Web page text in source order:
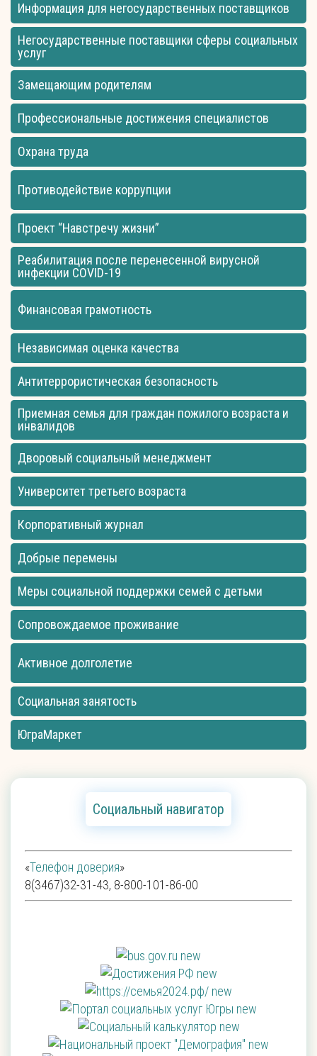
Информация для негосударственных поставщиков
Негосударственные поставщики сферы социальных
услуг
Замещающим родителям
Профессиональные достижения специалистов
Охрана труда
Противодействие коррупции
Проект “Навстречу жизни”
Реабилитация после перенесенной вирусной
инфекции COVID-19
Финансовая грамотность
Независимая оценка качества
Антитеррористическая безопасность
Приемная семья для граждан пожилого возраста и
инвалидов
Дворовый социальный менеджмент
Университет третьего возраста
Корпоративный журнал
Добрые перемены
Меры социальной поддержки семей с детьми
Сопровождаемое проживание
Активное долголетие
Социальная занятость
ЮграМаркет
Социальный навигатор
«Телефон доверия»
8(3467)32-31-43, 8-800-101-86-00